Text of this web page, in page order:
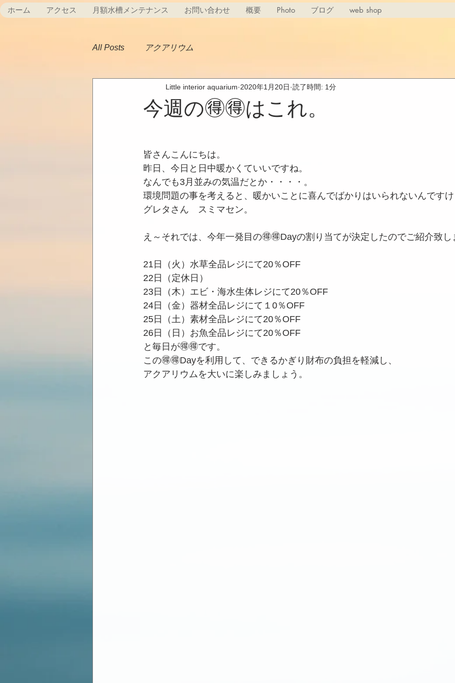
ホーム アクセス 月額水槽メンテナンス お問い合わせ 概要 Photo ブログ web shop
All Posts アクアリウム
今週の🉐🉐はこれ。
Little interior aquarium 2020年1月20日 読了時間: 1分
皆さんこんにちは。
昨日、今日と日中暖かくていいですね。
なんでも3月並みの気温だとか・・・・。
環境問題の事を考えると、暖かいことに喜んでばかりはいられないんです
グレタさん　スミマセン。
え～それでは、今年一発目の🉐🉐Dayの割り当てが決定したのでご紹介致し
21日（火）水草全品レジにて20％OFF
22日（定休日）
23日（木）エビ・海水生体レジにて20％OFF
24日（金）器材全品レジにて１0％OFF
25日（土）素材全品レジにて20％OFF
26日（日）お魚全品レジにて20％OFF
と毎日が🉐🉐です。
この🉐🉐Dayを利用して、できるかぎり財布の負担を軽減し、
アクアリウムを大いに楽しみましょう。